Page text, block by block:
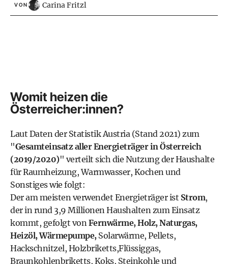
VON Carina Fritzl
Womit heizen die
Österreicher:innen?
Laut Daten der Statistik Austria (Stand 2021) zum
"Gesamteinsatz aller Energieträger in Österreich
(2019/2020)" verteilt sich die Nutzung der Haushalte
für Raumheizung, Warmwasser, Kochen und
Sonstiges wie folgt:
Der am meisten verwendet Energieträger ist Strom,
der in rund 3,9 Millionen Haushalten zum Einsatz
kommt, gefolgt vonFernwärme, Holz, Naturgas,
Heizöl,Wärmepumpe,Solarwärme, Pellets,
Hackschnitzel, Holzbriketts,Flüssiggas,
Braunkohlenbriketts, Koks, Steinkohle und